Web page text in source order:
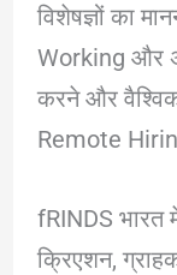
विशेषज्ञों का
Working और
करने और
Remote
fRINDS भारत
क्रिएशन,